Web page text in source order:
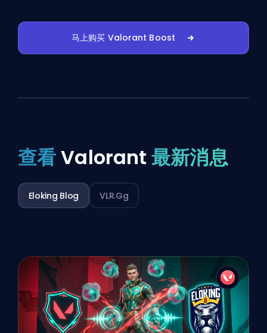
马上购买 Valorant Boost
查看Valorant 最新消息
Eloking Blog VLR.gg